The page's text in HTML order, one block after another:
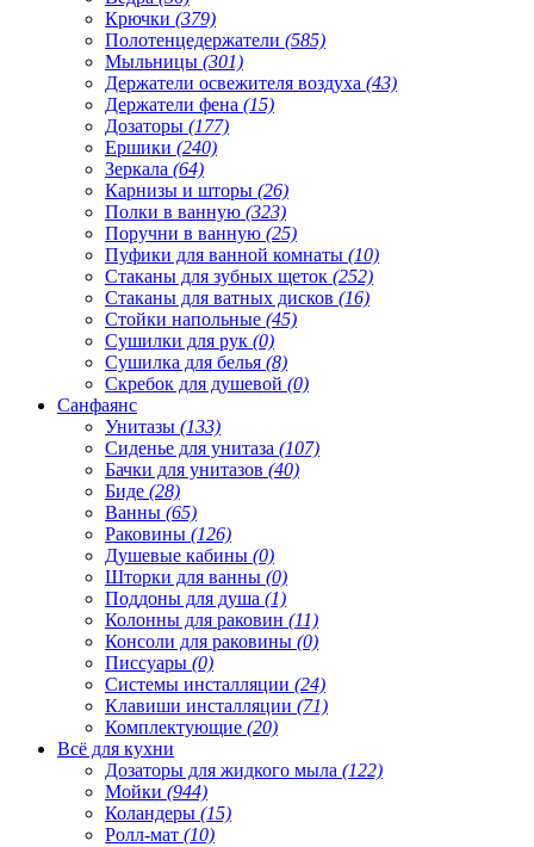
Крючки (379)
Полотенцедержатели (585)
Мыльницы (301)
Держатели освежителя воздуха (43)
Держатели фена (15)
Дозаторы (177)
Ершики (240)
Зеркала (64)
Карнизы и шторы (26)
Полки в ванную (323)
Поручни в ванную (25)
Пуфики для ванной комнаты (10)
Стаканы для зубных щеток (252)
Стаканы для ватных дисков (16)
Стойки напольные (45)
Сушилки для рук (0)
Сушилка для белья (8)
Скребок для душевой (0)
Санфаянс
Унитазы (133)
Сиденье для унитаза (107)
Бачки для унитазов (40)
Биде (28)
Ванны (65)
Раковины (126)
Душевые кабины (0)
Шторки для ванны (0)
Поддоны для душа (1)
Колонны для раковин (11)
Консоли для раковины (0)
Писсуары (0)
Системы инсталляции (24)
Клавиши инсталляции (71)
Комплектующие (20)
Всё для кухни
Дозаторы для жидкого мыла (122)
Мойки (944)
Коландеры (15)
Ролл-мат (10)